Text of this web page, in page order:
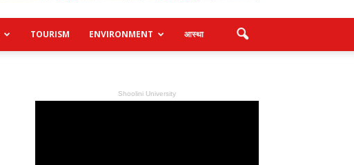
TOURISM ENVIRONMENT आस्था
Shoolini University